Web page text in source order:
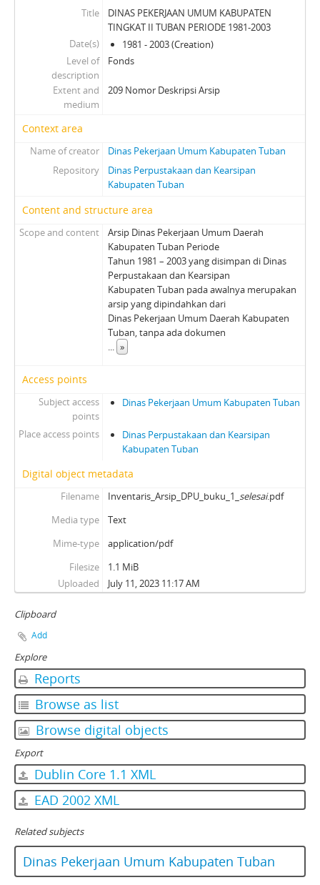
Title
DINAS PEKERJAAN UMUM KABUPATEN
TINGKAT II TUBAN PERIODE 1981-2003
Date(s)
1981 - 2003 (Creation)
Level of
description
Fonds
Extent and
medium
209 Nomor Deskripsi Arsip
Context area
Name of creator
Dinas Pekerjaan Umum Kabupaten Tuban
Repository
Dinas Perpustakaan dan Kearsipan
Kabupaten Tuban
Content and structure area
Scope and content
Arsip Dinas Pekerjaan Umum Daerah
Kabupaten Tuban Periode
Tahun 1981 – 2003 yang disimpan di Dinas
Perpustakaan dan Kearsipan
Kabupaten Tuban pada awalnya merupakan
arsip yang dipindahkan dari
Dinas Pekerjaan Umum Daerah Kabupaten
Tuban, tanpa ada dokumen
... »
Access points
Subject access
points
Dinas Pekerjaan Umum Kabupaten Tuban
Place access points
Dinas Perpustakaan dan Kearsipan
Kabupaten Tuban
Digital object metadata
Filename Inventaris_Arsip_DPU_buku_1_ selesai.pdf
Media type
Text
Mime-type
application/pdf
Filesize
1.1 MiB
Uploaded
July 11, 2023 11:17 AM
Clipboard
Add
Explore
Reports
Browse as list
Browse digital objects
Export
Dublin Core 1.1 XML
EAD 2002 XML
Related subjects
Dinas Pekerjaan Umum Kabupaten Tuban